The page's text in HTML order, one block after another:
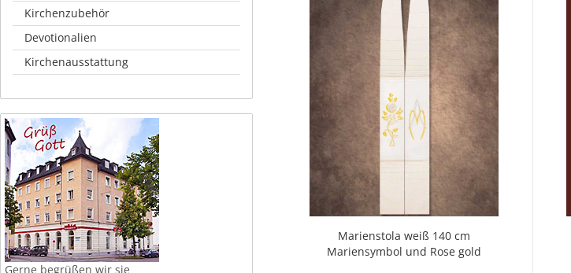
Marienstola weiß 140 cm
Mariensymbol und Rose gold
Kirchenzubehör
Devotionalien
Kirchenausstattung
Gerne begrüßen wir sie